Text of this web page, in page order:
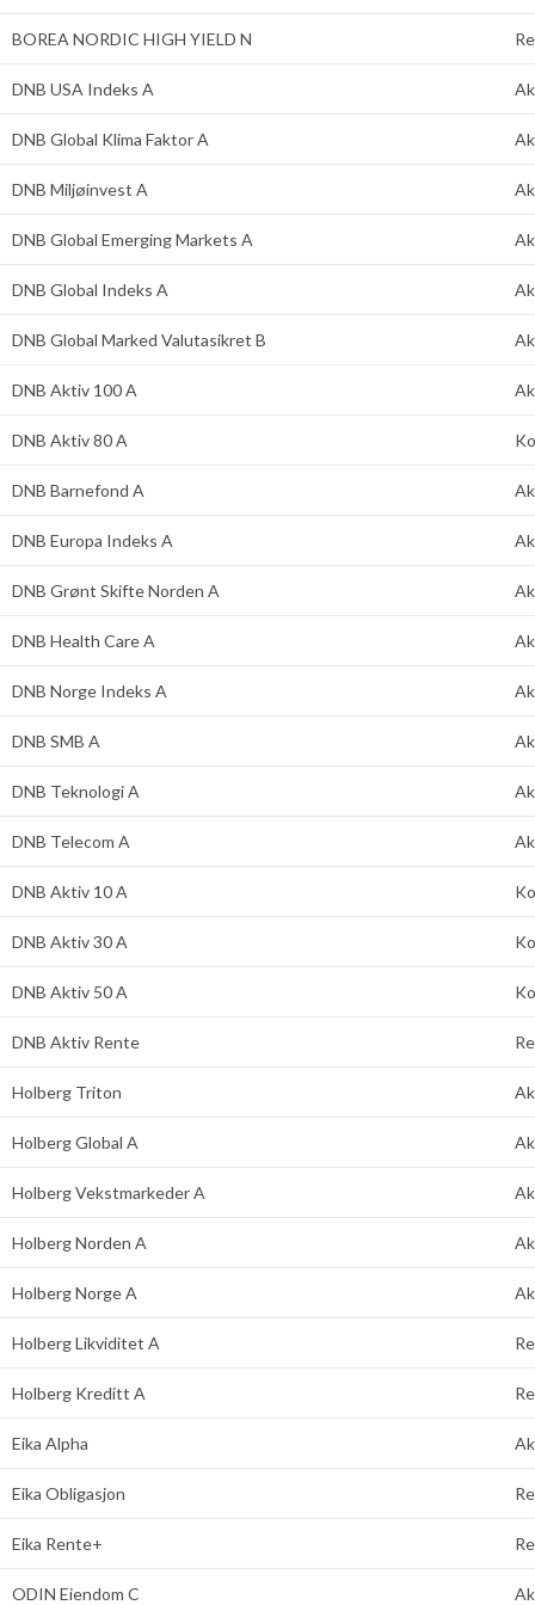
BOREA NORDIC HIGH YIELD N
DNB USA Indeks A
DNB Global Klima Faktor A
DNB Miljøinvest A
DNB Global Emerging Markets A
DNB Global Indeks A
DNB Global Marked Valutasikret B
DNB Aktiv 100 A
DNB Aktiv 80 A
DNB Barnefond A
DNB Europa Indeks A
DNB Grønt Skifte Norden A
DNB Health Care A
DNB Norge Indeks A
DNB SMB A
DNB Teknologi A
DNB Telecom A
DNB Aktiv 10 A
DNB Aktiv 30 A
DNB Aktiv 50 A
DNB Aktiv Rente
Holberg Triton
Holberg Global A
Holberg Vekstmarkeder A
Holberg Norden A
Holberg Norge A
Holberg Likviditet A
Holberg Kreditt A
Eika Alpha
Eika Obligasjon
Eika Rente+
ODIN Eiendom C